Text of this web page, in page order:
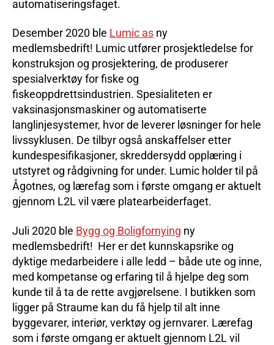
automatiseringsfaget.
Desember 2020 ble Lumic as ny
medlemsbedrift! Lumic utfører prosjektledelse for
konstruksjon og prosjektering, de produserer
spesialverktøy for fiske og
fiskeoppdrettsindustrien. Spesialiteten er
vaksinasjonsmaskiner og automatiserte
langlinjesystemer, hvor de leverer løsninger for hele
livssyklusen. De tilbyr også anskaffelser etter
kundespesifikasjoner, skreddersydd opplæring i
utstyret og rådgivning for under. Lumic holder til på
Ågotnes, og lærefag som i første omgang er aktuelt
gjennom L2L vil være platearbeiderfaget.
Juli 2020 ble Bygg og Boligfornying ny
medlemsbedrift! Her er det kunnskapsrike og
dyktige medarbeidere i alle ledd – både ute og inne,
med kompetanse og erfaring til å hjelpe deg som
kunde til å ta de rette avgjørelsene. I butikken som
ligger på Straume kan du få hjelp til alt inne
byggevarer, interiør, verktøy og jernvarer. Lærefag
som i første omgang er aktuelt gjennom L2L vil